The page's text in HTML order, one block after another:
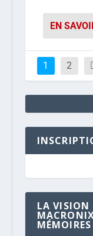
EN
1 2
LA VISION
MÉMOIRES